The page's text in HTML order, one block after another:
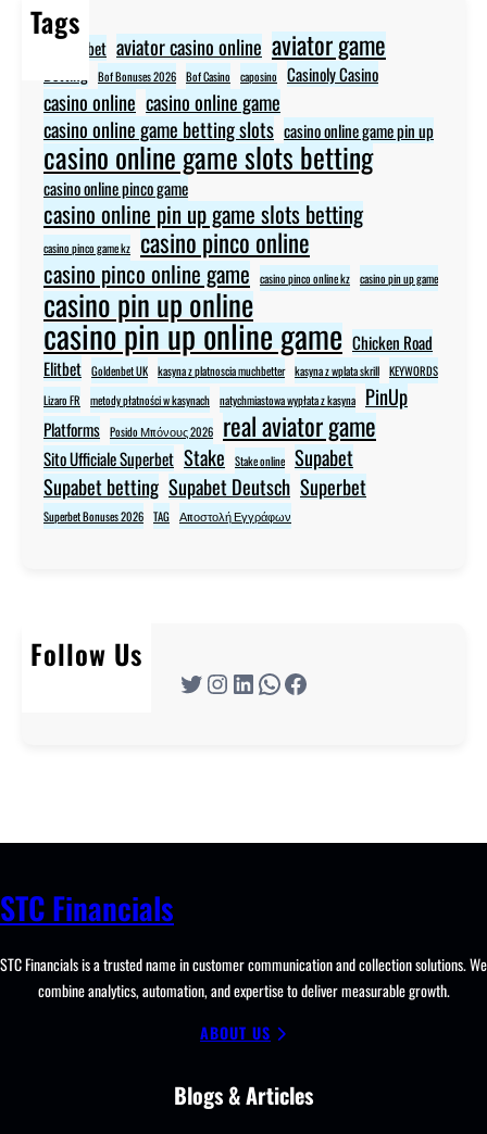
Tags
aviator bet aviator casino online aviator game
Bof Bonuses 2026 Bof Casino caposino Casinoly Casino
casino online casino online game
casino online game betting slots casino online game pin up
casino online game slots betting
casino online pinco game
casino online pin up game slots betting
casino pinco game kz casino pinco online
casino pinco online game casino pinco online kz casino pin up game
casino pin up online
casino pin up online game Chicken Road
Elitbet Goldenbet UK kasyna z platnoscia muchbetter kasyna z wplata skrill KEYWORDS
Lizaro FR
metody płatności w kasynach natychmiastowa wypłata z kasyna PinUp
Platforms Posido Μπόνους 2026 real aviator game
Sito Ufficiale Superbet Stake Stake online Supabet
Supabet betting Supabet Deutsch Superbet
Superbet Bonuses 2026 TAG Αποστολή Εγγράφων
Follow Us
Twitter Instagram LinkedIn WhatsApp Facebook
STC Financials
STC Financials is a trusted name in customer communication and collection solutions. We
combine analytics, automation, and expertise to deliver measurable growth.
ABOUT US
Blogs & Articles